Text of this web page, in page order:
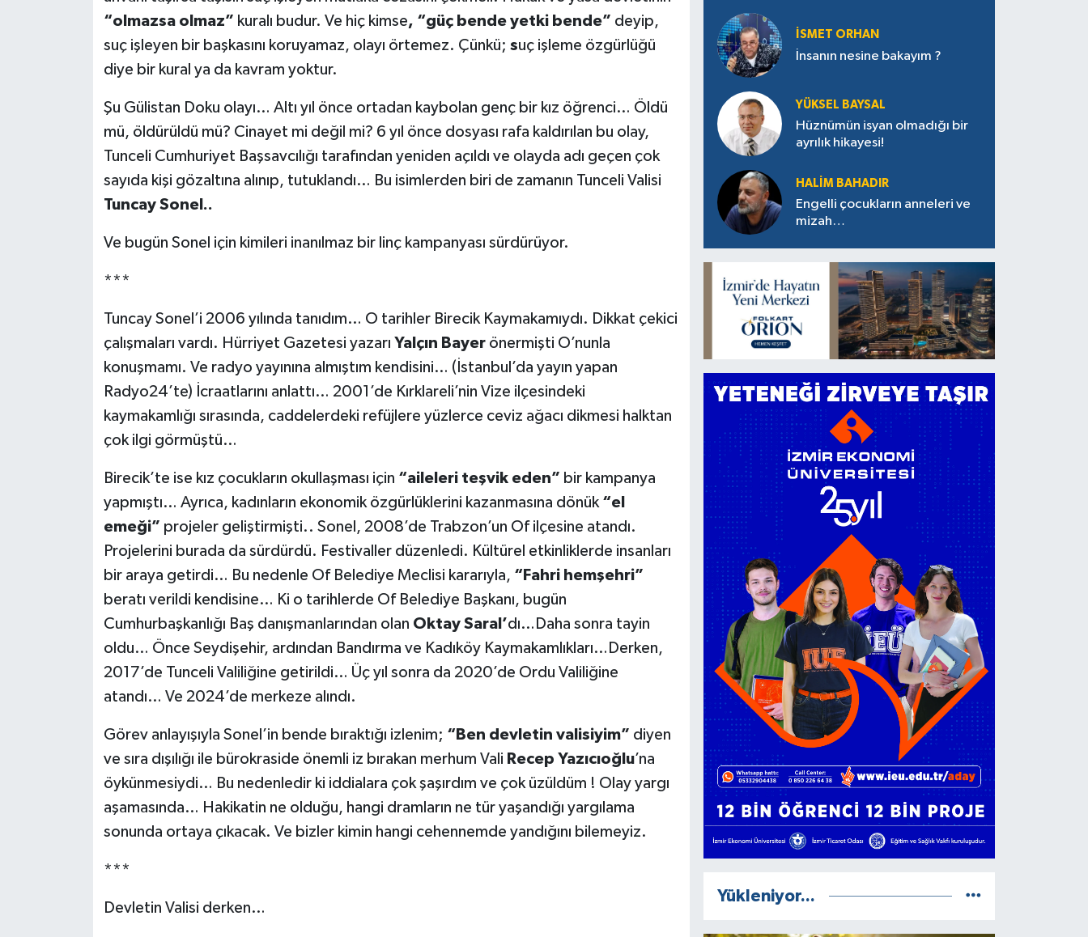
“olmazsa olmaz” kuralı budur. Ve hiç kimse, “güç bende yetki bende” deyip,
suç işleyen bir başkasını koruyamaz, olayı örtemez. Çünkü; suç işleme özgürlüğü
diye bir kural ya da kavram yoktur.
Şu Gülistan Doku olayı… Altı yıl önce ortadan kaybolan genç bir kız öğrenci… Öldü
mü, öldürüldü mü? Cinayet mi değil mi? 6 yıl önce dosyası rafa kaldırılan bu olay,
Tunceli Cumhuriyet Başsavcılığı tarafından yeniden açıldı ve olayda adı geçen çok
sayıda kişi gözaltına alınıp, tutuklandı… Bu isimlerden biri de zamanın Tunceli Valisi
Tuncay Sonel..
Ve bugün Sonel için kimileri inanılmaz bir linç kampanyası sürdürüyor.
***
Tuncay Sonel’i 2006 yılında tanıdım… O tarihler Birecik Kaymakamıydı. Dikkat çekici
çalışmaları vardı. Hürriyet Gazetesi yazarı Yalçın Bayerönermişti O’nunla
konuşmamı. Ve radyo yayınına almıştım kendisini… (İstanbul’da yayın yapan
Radyo24’te) İcraatlarını anlattı… 2001’de Kırklareli’nin Vize ilçesindeki
kaymakamlığı sırasında, caddelerdeki refüjlere yüzlerce ceviz ağacı dikmesi halktan
çok ilgi görmüştü…
Birecik’te ise kız çocukların okullaşması için “aileleri teşvik eden” bir kampanya
yapmıştı… Ayrıca, kadınların ekonomik özgürlüklerini kazanmasına dönük “el
emeği” projeler geliştirmişti.. Sonel, 2008’de Trabzon’un Of ilçesine atandı.
Projelerini burada da sürdürdü. Festivaller düzenledi. Kültürel etkinliklerde insanları
bir araya getirdi… Bu nedenle Of Belediye Meclisi kararıyla, “Fahri hemşehri”
beratı verildi kendisine… Ki o tarihlerde Of Belediye Başkanı, bugün
Cumhurbaşkanlığı Baş danışmanlarından olan Oktay Saral’dı…Daha sonra tayin
oldu… Önce Seydişehir, ardından Bandırma ve Kadıköy Kaymakamlıkları…Derken,
2017’de Tunceli Valiliğine getirildi… Üç yıl sonra da 2020’de Ordu Valiliğine
atandı… Ve 2024’de merkeze alındı.
Görev anlayışıyla Sonel’in bende bıraktığı izlenim; “Ben devletin valisiyim” diyen
ve sıra dışılığı ile bürokraside önemli iz bırakan merhum Vali Recep Yazıcıoğlu’na
öykünmesiydi… Bu nedenledir ki iddialara çok şaşırdım ve çok üzüldüm ! Olay yargı
aşamasında… Hakikatin ne olduğu, hangi dramların ne tür yaşandığı yargılama
sonunda ortaya çıkacak. Ve bizler kimin hangi cehennemde yandığını bilemeyiz.
***
Devletin Valisi derken…
İSMET ORHAN
İnsanın nesine bakayım ?
YÜKSEL BAYSAL
Hüznümün isyan olmadığı bir
ayrılık hikayesi!
HALIM BAHADIR
Engelli çocukların anneleri ve
mizah…
Yükleniyor...